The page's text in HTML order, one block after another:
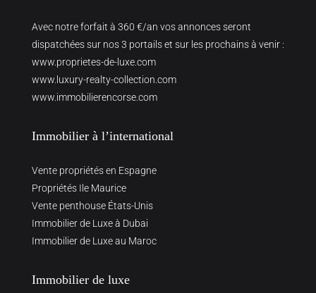
Avec notre forfait à 360 €/an vos annonces seront
dispatchées sur nos 3 portails et sur les prochains à venir :
www.proprietes-de-luxe.com
www.luxury-realty-collection.com
www.immobilierencorse.com
Immobilier à l’international
Vente propriétés en Espagne
Propriétés Ile Maurice
Vente penthouse États-Unis
Immobilier de Luxe à Dubai
Immobilier de Luxe au Maroc
Immobilier de luxe